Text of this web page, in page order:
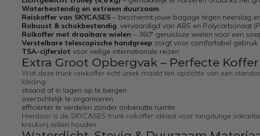
Waterbestendig en extreem duurzaam
Reiskoffer van SKYCASES – beschermt jouw bagage tegen neerslag
Robuust & schokbestendig: vervaardigd van ABS en Polycarbonaat
Rolkoffer met draaibare wielen – 360° geruisloze wielen voor een
Verstelbare telescopische handgreep zorgt voor comfortabel gebruik
TSA-cijferslot voor veilige internationale reizen
Extra Groot Opbergvak – Perfecte
Wat deze trunk reiskoffer echt uniek maakt ten opzichte van een
kleding:
staand of in lagen op te bergen
overzichtelijk te organiseren
efficiënter te verdelen zonder onbenutte ruimte
Hierdoor is de SKYCASES trunk rolkoffer ideaal voor langdurige
kreukvrij willen houden.